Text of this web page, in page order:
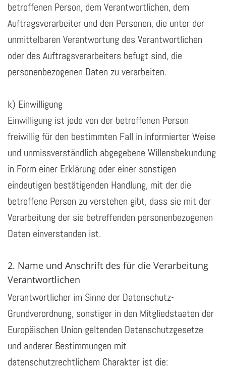
betroffenen Person, dem Verantwortlichen, dem
Auftragsverarbeiter und den Personen, die unter der
unmittelbaren Verantwortung des Verantwortlichen
oder des Auftragsverarbeiters befugt sind, die
personenbezogenen Daten zu verarbeiten.
k) Einwilligung
Einwilligung ist jede von der betroffenen Person
freiwillig für den bestimmten Fall in informierter Weise
und unmissverständlich abgegebene Willensbekundung
in Form einer Erklärung oder einer sonstigen
eindeutigen bestätigenden Handlung, mit der die
betroffene Person zu verstehen gibt, dass sie mit der
Verarbeitung der sie betreffenden personenbezogenen
Daten einverstanden ist.
2. Name und Anschrift des für die Verarbeitung
Verantwortlichen
Verantwortlicher im Sinne der Datenschutz-
Grundverordnung, sonstiger in den Mitgliedstaaten der
Europäischen Union geltenden Datenschutzgesetze
und anderer Bestimmungen mit
datenschutzrechtlichem Charakter ist die: